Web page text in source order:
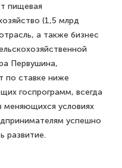
пищевая
(1,5 млрд
а также бизнес
Первушина,
по ставке ниже
госпрограмм, всегда
меняющихся условиях
успешно
развитие.